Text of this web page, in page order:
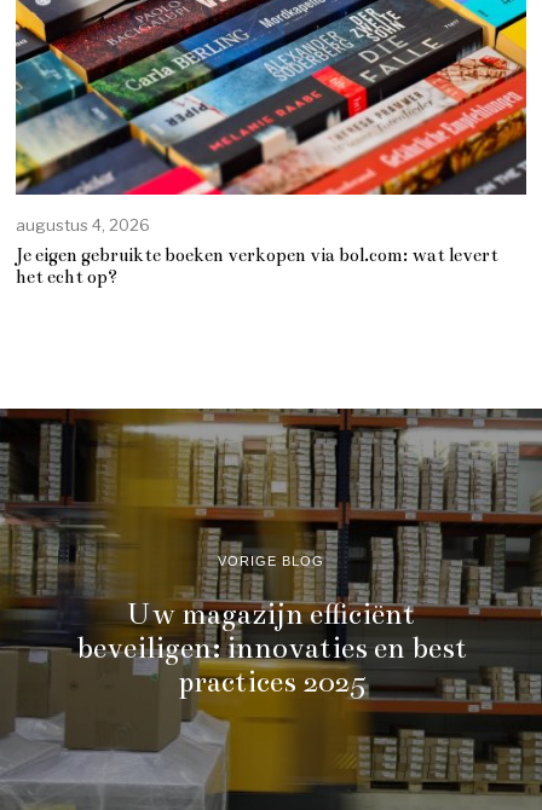
augustus 4, 2026
Je eigen gebruikte boeken verkopen via bol.com: wat levert
het echt op?
VORIGE BLOG
Uw magazijn efficiënt
beveiligen: innovaties en best
practices 2025